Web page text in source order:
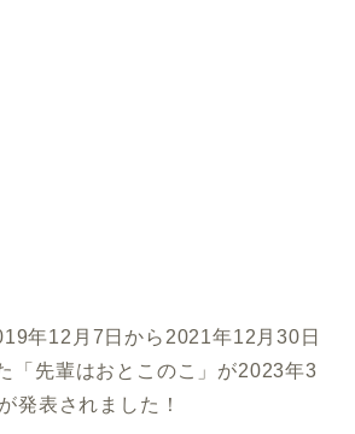
年12月7日から2021年12月30日
「先輩はおとこのこ」が2023年3
発表されました！